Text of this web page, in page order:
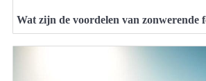
Wat zijn de voordelen van zonwerende